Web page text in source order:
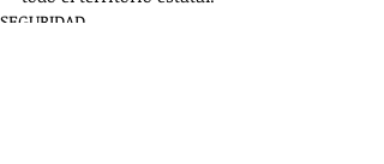
SEGURIDAD